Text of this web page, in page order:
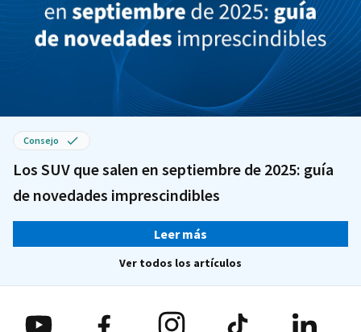
Consejo
Los SUV que salen en septiembre de 2025: guía
de novedades imprescindibles
Leer más
Ver todos los artículos